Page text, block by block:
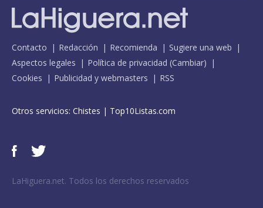
Contacto Redacción Recomienda
Sugiere una web
Aspectos legales
Política de privacidad (Cambiar)
Cookies
Publicidad y webmasters RSS
Otros servicios: Chistes | Top10Listas.com
LaHiguera.net. Todos los derechos reservados